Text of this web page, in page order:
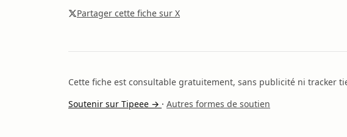
Partager cette fiche sur X
Cette fiche est consultable gratuitement, sans publicité ni tracker
Soutenir sur Tipeee → · Autres formes de soutien